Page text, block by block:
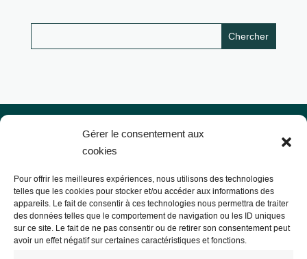
Gérer le consentement aux
cookies
Pour offrir les meilleures expériences, nous utilisons des technologies
telles que les cookies pour stocker et/ou accéder aux informations des
appareils. Le fait de consentir à ces technologies nous permettra de traiter
des données telles que le comportement de navigation ou les ID uniques
sur ce site. Le fait de ne pas consentir ou de retirer son consentement peut
avoir un effet négatif sur certaines caractéristiques et fonctions.